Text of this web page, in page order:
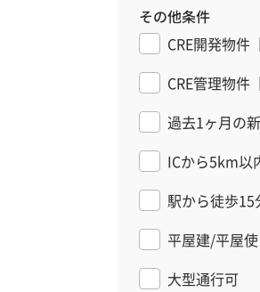
その他条件
CRE開発物件
CRE管理物件
過去1ヶ月の
ICから5km以
駅から徒歩15
平屋建/平屋
大型通行可